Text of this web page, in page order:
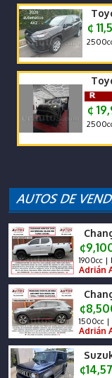
¢
¢
1900cc |
Adrián
1500cc |
Adrián